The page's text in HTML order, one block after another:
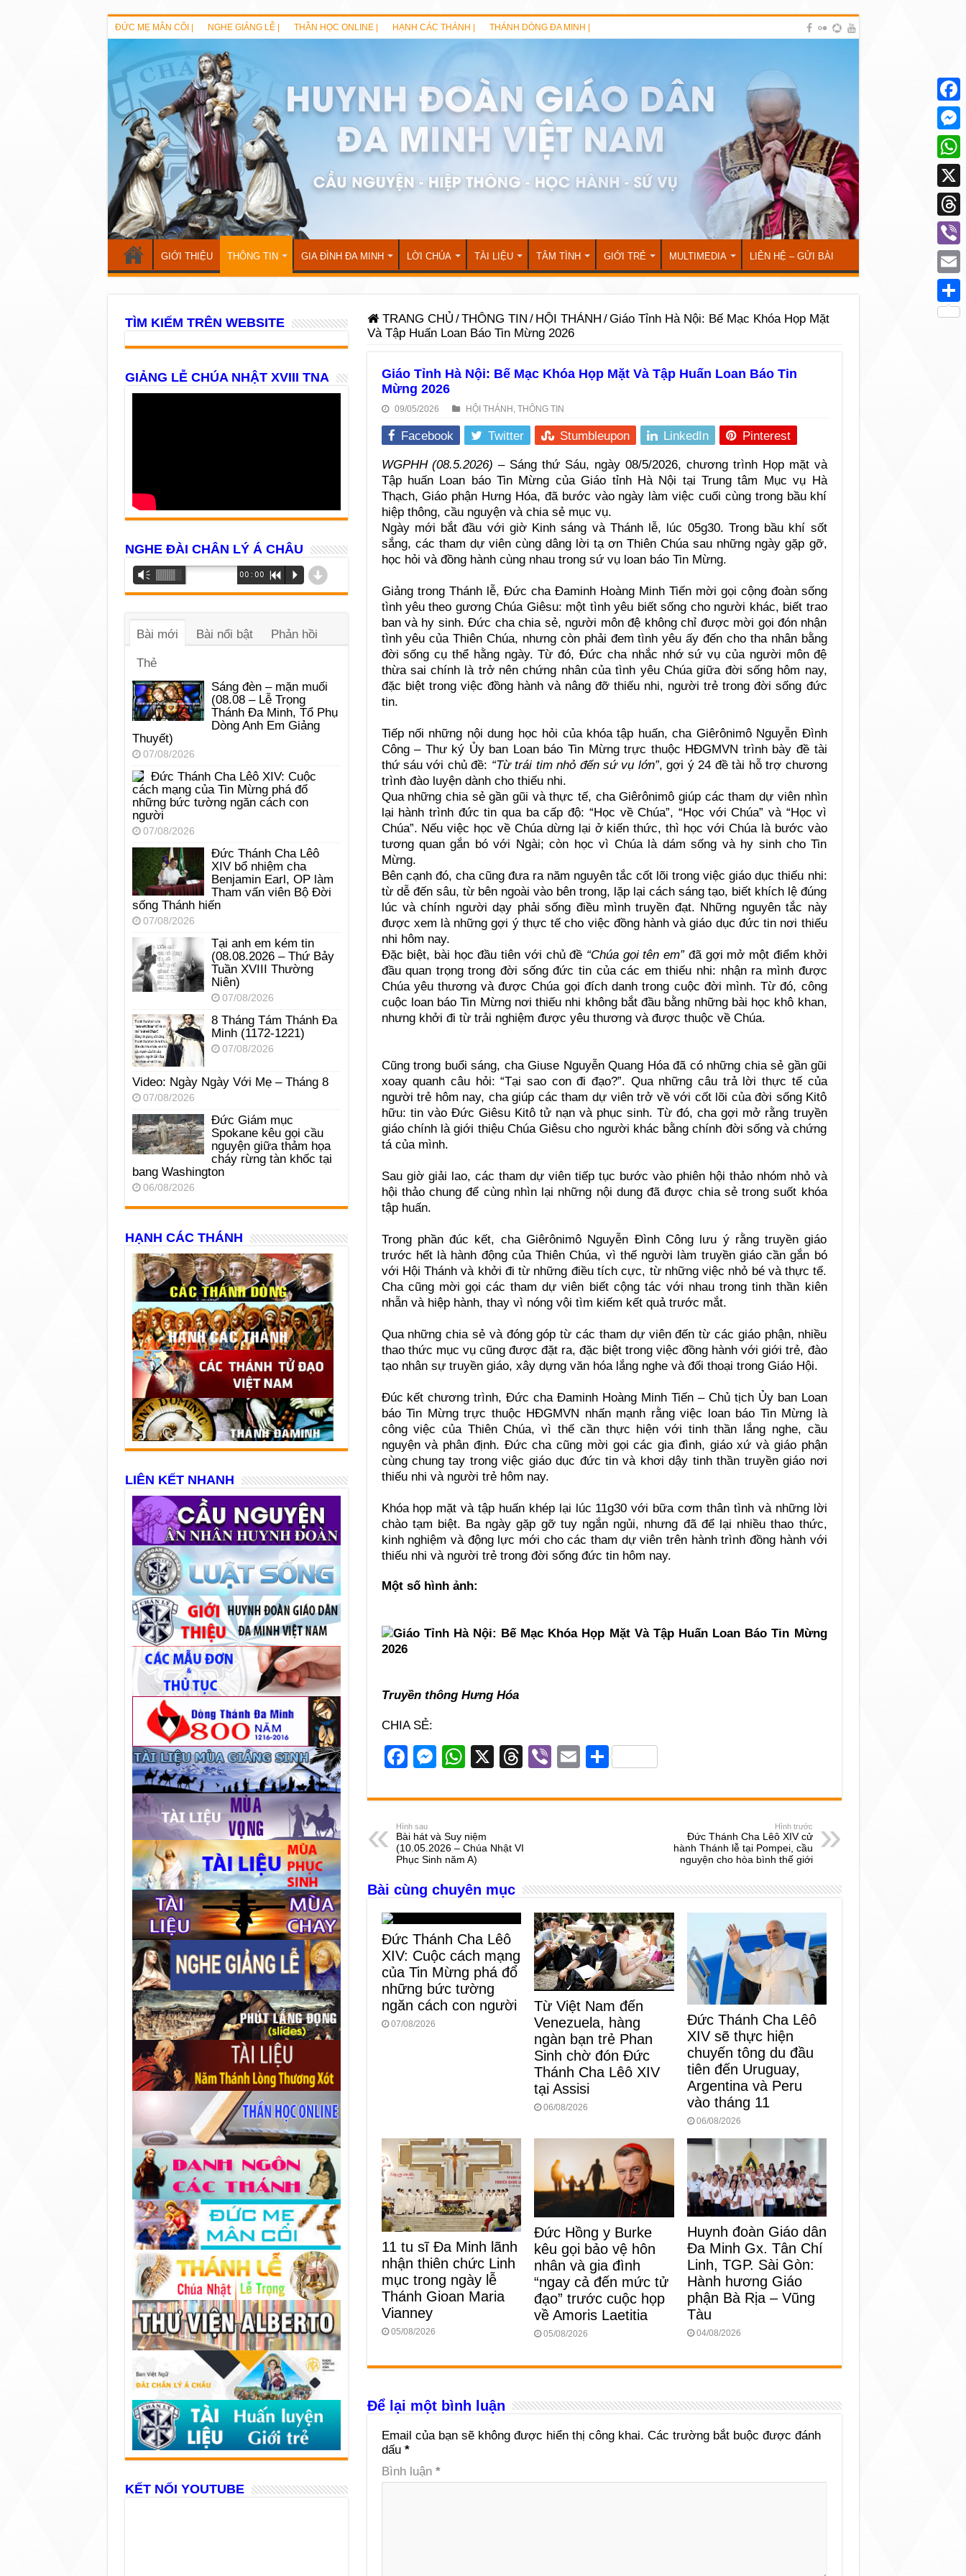
ĐỨC MẸ MÂN CÔI | NGHE GIẢNG LỄ | THẦN HỌC ONLINE | HẠNH CÁC THÁNH | THÁNH DÒNG ĐA MINH |
GIỚI THIỆU THÔNG TIN GIA ĐÌNH ĐA MINH LỜI CHÚA TÀI LIỆU TÂM TÌNH GIỚI TRẺ MULTIMEDIA LIÊN HỆ – GỬI BÀI
TRANG CHỦ /THÔNG TIN / HỘI THÁNH /Giáo Tỉnh Hà Nội: Bế Mạc Khóa Họp Mặt
Và Tập Huấn Loan Báo Tin Mừng 2026
Giáo Tỉnh Hà Nội: Bế Mạc Khóa Họp Mặt Và Tập Huấn Loan Báo Tin
Mừng 2026
09/05/2026 HỘI THÁNH , THÔNG TIN
Facebook Twitter Stumbleupon LinkedIn Pinterest
WGPHH (08.5.2026) – Sáng thứ Sáu, ngày 08/5/2026, chương trình Họp mặt và
Tập huấn Loan báo Tin Mừng của Giáo tỉnh Hà Nội tại Trung tâm Mục vụ Hà
Thạch, Giáo phận Hưng Hóa, đã bước vào ngày làm việc cuối cùng trong bầu khí
hiệp thông, cầu nguyện và chia sẻ mục vụ.
Ngày mới bắt đầu với giờ Kinh sáng và Thánh lễ, lúc 05g30. Trong bầu khí sốt
sắng, các tham dự viên cùng dâng lời tạ ơn Thiên Chúa sau những ngày gặp gỡ,
học hỏi và đồng hành cùng nhau trong sứ vụ loan báo Tin Mừng.
Giảng trong Thánh lễ, Đức cha Đaminh Hoàng Minh Tiến mời gọi cộng đoàn sống
tình yêu theo gương Chúa Giêsu: một tình yêu biết sống cho người khác, biết trao
ban và hy sinh. Đức cha chia sẻ, người môn đệ không chỉ được mời gọi đón nhận
tình yêu của Thiên Chúa, nhưng còn phải đem tình yêu ấy đến cho tha nhân bằng
đời sống cụ thể hằng ngày. Từ đó, Đức cha nhắc nhớ sứ vụ của người môn đệ
thừa sai chính là trở nên chứng nhân của tình yêu Chúa giữa đời sống hôm nay,
đặc biệt trong việc đồng hành và nâng đỡ thiếu nhi, người trẻ trong đời sống đức
tin.
Tiếp nối những nội dung học hỏi của khóa tập huấn, cha Giêrônimô Nguyễn Đình
Công – Thư ký Ủy ban Loan báo Tin Mừng trực thuộc HĐGMVN trình bày đề tài
thứ sáu với chủ đề: “Từ trái tim nhỏ đến sứ vụ lớn”, gợi ý 24 đề tài hỗ trợ chương
trình đào luyện dành cho thiếu nhi.
Qua những chia sẻ gần gũi và thực tế, cha Giêrônimô giúp các tham dự viên nhìn
lại hành trình đức tin qua ba cấp độ: “Học về Chúa”, “Học với Chúa” và “Học vì
Chúa”. Nếu việc học về Chúa dừng lại ở kiến thức, thì học với Chúa là bước vào
tương quan gắn bó với Ngài; còn học vì Chúa là dám sống và hy sinh cho Tin
Mừng.
Bên cạnh đó, cha cũng đưa ra năm nguyên tắc cốt lõi trong việc giáo dục thiếu nhi:
từ dễ đến sâu, từ bên ngoài vào bên trong, lặp lại cách sáng tạo, biết khích lệ đúng
lúc và chính người dạy phải sống điều mình truyền đạt. Những nguyên tắc này
được xem là những gợi ý thực tế cho việc đồng hành và giáo dục đức tin nơi thiếu
nhi hôm nay.
Đặc biệt, bài học đầu tiên với chủ đề “Chúa gọi tên em”đã gợi mở một điểm khởi
đầu quan trọng trong đời sống đức tin của các em thiếu nhi: nhận ra mình được
Chúa yêu thương và được Chúa gọi đích danh trong cuộc đời mình. Từ đó, công
cuộc loan báo Tin Mừng nơi thiếu nhi không bắt đầu bằng những bài học khô khan,
nhưng khởi đi từ trải nghiệm được yêu thương và được thuộc về Chúa.
Cũng trong buổi sáng, cha Giuse Nguyễn Quang Hóa đã có những chia sẻ gần gũi
xoay quanh câu hỏi: “Tại sao con đi đạo?”. Qua những câu trả lời thực tế của
người trẻ hôm nay, cha giúp các tham dự viên trở về với cốt lõi của đời sống Kitô
hữu: tin vào Đức Giêsu Kitô tử nạn và phục sinh. Từ đó, cha gợi mở rằng truyền
giáo chính là giới thiệu Chúa Giêsu cho người khác bằng chính đời sống và chứng
tá của mình.
Sau giờ giải lao, các tham dự viên tiếp tục bước vào phiên hội thảo nhóm nhỏ và
hội thảo chung để cùng nhìn lại những nội dung đã được chia sẻ trong suốt khóa
tập huấn.
Trong phần đúc kết, cha Giêrônimô Nguyễn Đình Công lưu ý rằng truyền giáo
trước hết là hành động của Thiên Chúa, vì thế người làm truyền giáo cần gắn bó
với Hội Thánh và khởi đi từ những điều tích cực, từ những việc nhỏ bé và thực tế.
Cha cũng mời gọi các tham dự viên biết cộng tác với nhau trong tinh thần kiên
nhẫn và hiệp hành, thay vì nóng vội tìm kiếm kết quả trước mắt.
Qua những chia sẻ và đóng góp từ các tham dự viên đến từ các giáo phận, nhiều
thao thức mục vụ cũng được đặt ra, đặc biệt trong việc đồng hành với giới trẻ, đào
tạo nhân sự truyền giáo, xây dựng văn hóa lắng nghe và đối thoại trong Giáo Hội.
Đúc kết chương trình, Đức cha Đaminh Hoàng Minh Tiến – Chủ tịch Ủy ban Loan
báo Tin Mừng trực thuộc HĐGMVN nhấn mạnh rằng việc loan báo Tin Mừng là
công việc của Thiên Chúa, vì thế cần thực hiện với tinh thần lắng nghe, cầu
nguyện và phân định. Đức cha cũng mời gọi các gia đình, giáo xứ và giáo phận
cùng chung tay trong việc giáo dục đức tin và khơi dậy tinh thần truyền giáo nơi
thiếu nhi và người trẻ hôm nay.
Khóa họp mặt và tập huấn khép lại lúc 11g30 với bữa cơm thân tình và những lời
chào tạm biệt. Ba ngày gặp gỡ tuy ngắn ngủi, nhưng đã để lại nhiều thao thức,
kinh nghiệm và động lực mới cho các tham dự viên trên hành trình đồng hành với
thiếu nhi và người trẻ trong đời sống đức tin hôm nay.
Một số hình ảnh:
Truyền thông Hưng Hóa
CHIA SẺ:
F
c
e
b
o
o
k
M
ss
n
g
er
W
at
A
p
p
X
T
e
d
Vi
er
E
ail
S
ar
Hình sau
Bài hát và Suy niệm
(10.05.2026 – Chúa Nhật VI
Phục Sinh năm A)
Hình trước
Đức Thánh Cha Lêô XIV cử
hành Thánh lễ tại Pompei, cầu
nguyện cho hòa bình thế giới
Bài cùng chuyên mục
Đức Thánh Cha Lêô
XIV: Cuộc cách mạng
của Tin Mừng phá đổ
những bức tường
ngăn cách con người
07/08/2026
Từ Việt Nam đến
Venezuela, hàng
ngàn bạn trẻ Phan
Sinh chờ đón Đức
Thánh Cha Lêô XIV
tại Assisi
06/08/2026
Đức Thánh Cha Lêô
XIV sẽ thực hiện
chuyến tông du đầu
tiên đến Uruguay,
Argentina và Peru
vào tháng 11
06/08/2026
11 tu sĩ Đa Minh lãnh
nhận thiên chức Linh
mục trong ngày lễ
Thánh Gioan Maria
Vianney
05/08/2026
Đức Hồng y Burke
kêu gọi bảo vệ hôn
nhân và gia đình
“ngay cả đến mức tử
đạo” trước cuộc họp
về Amoris Laetitia
05/08/2026
Huynh đoàn Giáo dân
Đa Minh Gx. Tân Chí
Linh, TGP. Sài Gòn:
Hành hương Giáo
phận Bà Rịa – Vũng
Tàu
04/08/2026
Để lại một bình luận
Email của bạn sẽ không được hiển thị công khai. Các trường bắt buộc được đánh
dấu *
Bình luận *
TÌM KIẾM TRÊN WEBSITE
GIẢNG LỄ CHÚA NHẬT XVIII TNA
NGHE ĐÀI CHÂN LÝ Á CHÂU
Trình
phát
âm
Vm 00:00 R P d
Bài mới Bài nổi bật Phản hồi
Thẻ
Sáng đèn – mặn muối
(08.08 – Lễ Trọng
Thánh Đa Minh, Tổ Phụ
Dòng Anh Em Giảng
Thuyết)
07/08/2026
Đức Thánh Cha Lêô XIV: Cuộc
cách mạng của Tin Mừng phá đổ
những bức tường ngăn cách con
người
07/08/2026
Đức Thánh Cha Lêô
XIV bổ nhiệm cha
Benjamin Earl, OP làm
Tham vấn viên Bộ Đời
sống Thánh hiến
07/08/2026
Tại anh em kém tin
(08.08.2026 – Thứ Bảy
Tuần XVIII Thường
Niên)
07/08/2026
8 Tháng Tám Thánh Ða
Minh (1172-1221)
07/08/2026
Video: Ngày Ngày Với Mẹ – Tháng 8
07/08/2026
Đức Giám mục
Spokane kêu gọi cầu
nguyện giữa thảm họa
cháy rừng tàn khốc tại
bang Washington
06/08/2026
HẠNH CÁC THÁNH
LIÊN KẾT NHANH
KẾT NỐI YOUTUBE
X
Viber